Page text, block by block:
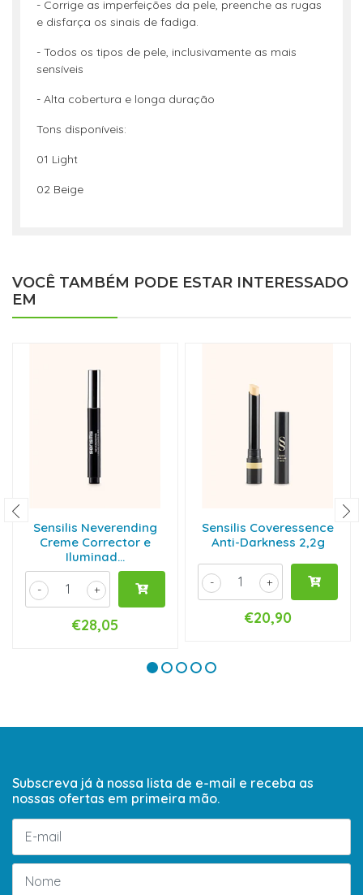
- Corrige as imperfeições da pele, preenche as rugas
e disfarça os sinais de fadiga.
- Todos os tipos de pele, inclusivamente as mais
sensíveis
- Alta cobertura e longa duração
Tons disponíveis:
01 Light
02 Beige
VOCÊ TAMBÉM PODE ESTAR INTERESSADO
EM
Sensilis Neverending
Creme Corrector e
Iluminad...
+
-
€28,05
Sensilis Coveressence
Anti-Darkness 2,2g
+
-
€20,90
Subscreva já à nossa lista de e-mail e receba as
nossas ofertas em primeira mão.